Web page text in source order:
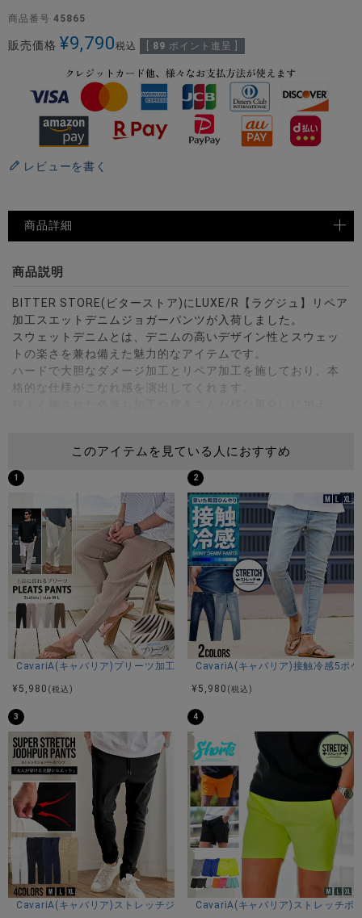
商品番号 45865
販売価格 ¥9,790税込 89 ポイント進呈 ]
レビューを書く
商品詳細
商品説明
BITTER STORE(ビターストア)にLUXE/R【ラグジュ】リペア
加工スエットデニムジョガーパンツが入荷しました。
スウェットデニムとは、デニムの高いデザイン性とスウェッ
トの楽さを兼ね備えた魅力的なアイテムです。
ハードで大胆なダメージ加工とリペア加工を施しており、本
格的な仕様がこなれ感を演出してくれます。
ウエスト部分には紐で調節可能なドローコードを完備しサイ
ズ感を調整できるのもうれしいポイント。
カラーはブルー・インディゴの2色、サイズはM・L・XLの3サ
イズからお選びいただけます。
大人のカジュアルウェアとしてはもちろん、季節を選ばずオ
ールシーズン穿ける生地感はコーデやスタイルに合わせてメ
インのパンツとして活躍してくれます。
- LUXE/R ラグジュ -
SPORTS STYLEとURBAN STYLEをミックスさせ、ボディラ
インを美しく強調するフィッティングを表現。
セットアップやデニム、プリント加工などのスタイリングを
楽しむ。
仕事や遊び、デイリーユースなリアルクローズとしてスタイ
リッシュに着こなせるブランド。
※モデル画像は照明などの影響により実際の商品と異なる場合
がございます。
サイズ(cm)
44(M)：着丈90股上26股下66ウエスト36(最大＋4cm程度)ヒ
ップ55わたり(もも幅)32膝幅20裾幅10.5
46(L)：着丈91股上27股下66ウエスト38(最大＋4cm程度)ヒ
ップ56わたり(もも幅)33膝幅20裾幅11.5
48(XL)：着丈92股上28股下67ウエスト40(最大＋4cm程度)
このアイテムを見ている人におすすめ
1
CavariA(キャバリア)プリーツ加工イージーロングパンツ/全5色
¥ 5,980 (税込)
2
CavariA(キャバリア)接触冷感5ポ
¥ 5,980 (税込)
3
CavariA(キャバリア)ストレッチジョッパーパンツ/全4色
4
CavariA(キャバリア)ストレッチポ